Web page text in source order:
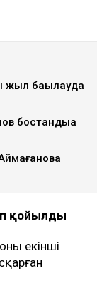
жыл бақылауда
бостандыққа
қойылды
екінші